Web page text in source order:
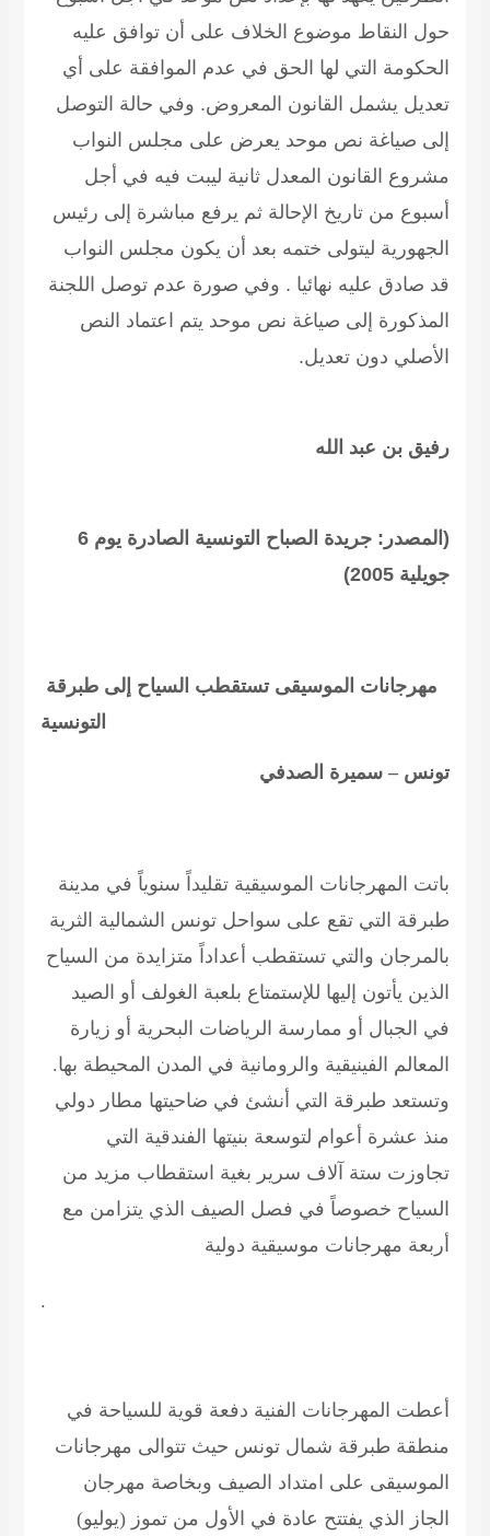
حول النقاط موضوع الخلاف على أن توافق عليه
الحكومة التي لها الحق في عدم الموافقة على أي
تعديل يشمل القانون المعروض. وفي حالة التوصل
إلى صياغة نص موحد يعرض على مجلس النواب
مشروع القانون المعدل ثانية ليبت فيه في أجل
أسبوع من تاريخ الإحالة ثم يرفع مباشرة إلى رئيس
الجهورية ليتولى ختمه بعد أن يكون مجلس النواب
قد صادق عليه نهائيا . وفي صورة عدم توصل اللجنة
المذكورة إلى صياغة نص موحد يتم اعتماد النص
الأصلي دون تعديل.
رفيق بن عبد الله
(المصدر: جريدة الصباح التونسية الصادرة يوم 6
جويلية 2005)
التونسية
تونس – سميرة الصدفي
باتت المهرجانات الموسيقية تقليداً سنوياً في مدينة
طبرقة التي تقع على سواحل تونس الشمالية الثرية
بالمرجان والتي تستقطب أعداداً متزايدة من السياح
الذين يأتون إليها للإستمتاع بلعبة الغولف أو الصيد
في الجبال أو ممارسة الرياضات البحرية أو زيارة
المعالم الفينيقية والرومانية في المدن المحيطة بها.
وتستعد طبرقة التي أنشئ في ضاحيتها مطار دولي
منذ عشرة أعوام لتوسعة بنيتها الفندقية التي
تجاوزت ستة آلاف سرير بغية استقطاب مزيد من
السياح خصوصاً في فصل الصيف الذي يتزامن مع
أربعة مهرجانات موسيقية دولية
.
أعطت المهرجانات الفنية دفعة قوية للسياحة في
منطقة طبرقة شمال تونس حيث تتوالى مهرجانات
الموسيقى على امتداد الصيف وبخاصة مهرجان
الجاز الذي يفتتح عادة في الأول من تموز (يوليو)